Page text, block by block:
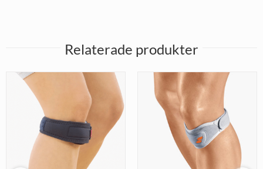
Relaterade produkter